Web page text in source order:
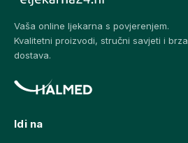
Vaša online ljekarna s povjerenjem.
Kvalitetni proizvodi, stručni savjeti i brza
dostava.
Idi na